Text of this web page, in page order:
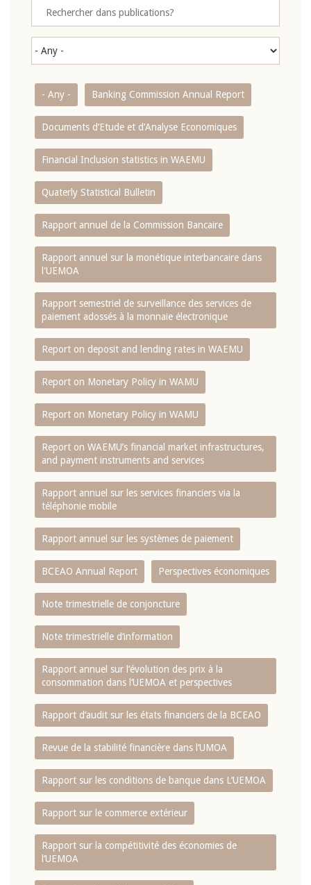
- Any - Banking Commission Annual Report
Documents d’Etude et d’Analyse Economiques
Financial Inclusion statistics in WAEMU
Quaterly Statistical Bulletin
Rapport annuel de la Commission Bancaire
Rapport annuel sur la monétique interbancaire dans
l'UEMOA
Rapport semestriel de surveillance des services de
paiement adossés à la monnaie électronique
Report on deposit and lending rates in WAEMU
Report on Monetary Policy in WAMU
Report on Monetary Policy in WAMU
Report on WAEMU’s financial market infrastructures,
and payment instruments and services
Rapport annuel sur les services financiers via la
téléphonie mobile
Rapport annuel sur les systèmes de paiement
BCEAO Annual Report Perspectives économiques
Note trimestrielle de conjoncture
Note trimestrielle d‘information
Rapport annuel sur l‘évolution des prix à la
consommation dans l‘UEMOA et perspectives
Rapport d‘audit sur les états financiers de la BCEAO
Revue de la stabilité financière dans l‘UMOA
Rapport sur les conditions de banque dans L‘UEMOA
Rapport sur le commerce extérieur
Rapport sur la compétitivité des économies de
l‘UEMOA